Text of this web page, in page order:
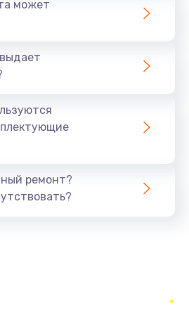
аккумулятора
Замена SSD
Заказать
может
ремонт?